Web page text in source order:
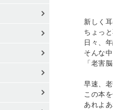
新しく
ちょっ
日々、
そんな
「老害
早速、
この本
あれよ